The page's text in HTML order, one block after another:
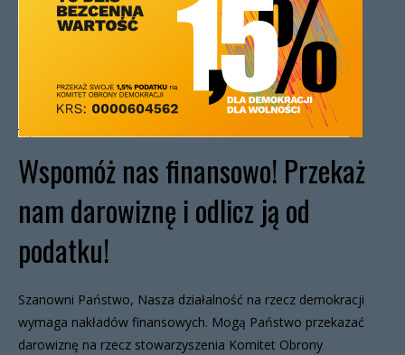
Wspomóż nas finansowo! Przekaż
nam darowiznę i odlicz ją od
podatku!
Szanowni Państwo, Nasza działalność na rzecz demokracji
wymaga nakładów finansowych. Mogą Państwo przekazać
darowiznę na rzecz stowarzyszenia Komitet Obrony